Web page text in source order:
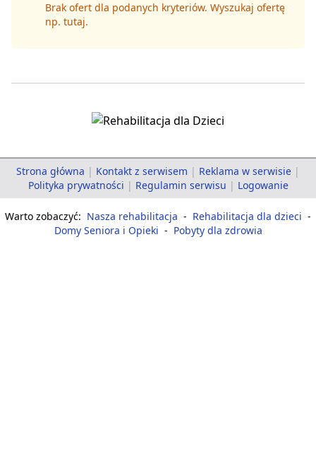
Brak ofert dla podanych kryteriów. Wyszukaj ofertę
np. tutaj.
Strona główna | Kontakt z serwisem | Reklama w serwisie |
Polityka prywatności | Regulamin serwisu | Logowanie
Warto zobaczyć: Nasza rehabilitacja - Rehabilitacja dla dzieci -
Domy Seniora i Opieki - Pobyty dla zdrowia